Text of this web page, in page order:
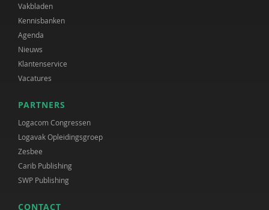
Vakbladen
Kennisbanken
Agenda
Nieuws
Klantenservice
Vacatures
PARTNERS
Logacom Congressen
Logavak Opleidingsgroep
Zesbee
Carib Publishing
SWP Publishing
CONTACT